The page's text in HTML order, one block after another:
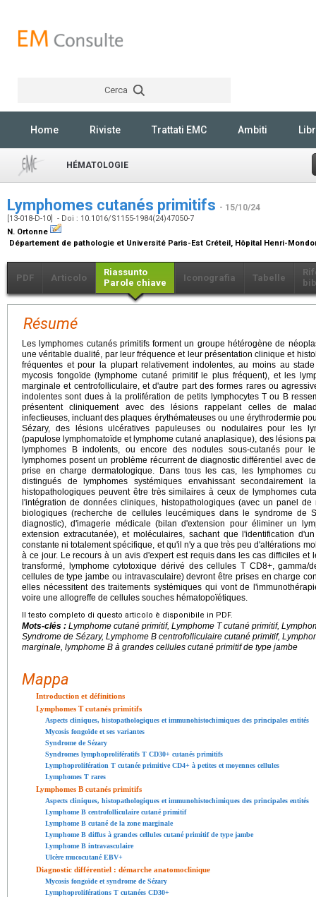
Cerca
Home Riviste Trattati EMC Ambiti
HÉMATOLOGIE
Lymphomes cutanés primitifs - 15/10/24
[13-018-D-10] - Doi : 10.1016/S1155-1984(24)47050-7
N. Ortonne
Département de pathologie et Université Paris-Est Créteil, Hôpital Henri-
PDF Articolo
Riassunto
Parole chiave
Iconografia Tabelle
Résumé
Les lymphomes cutanés primitifs forment un groupe hétérogène de
une véritable dualité, par leur fréquence et leur présentation clinique et
fréquentes et pour la plupart relativement indolentes, au moins au
mycosis fongoïde (lymphome cutané primitif le plus fréquent), et les
marginale et centrofolliculaire, et d'autre part des formes rares ou
indolentes sont dues à la prolifération de petits lymphocytes T ou B
présentent cliniquement avec des lésions rappelant celles de
infectieuses, incluant des plaques érythémateuses ou une érythrodermie
Sézary, des lésions ulcératives papuleuses ou nodulaires pour les
(papulose lymphomatoïde et lymphome cutané anaplasique), des lésions
lymphomes B indolents, ou encore des nodules sous-cutanés pour
lymphomes posent un problème récurrent de diagnostic différentiel avec
prise en charge dermatologique. Dans tous les cas, les lymphomes
distingués de lymphomes systémiques envahissant
histopathologiques peuvent être très similaires à ceux de lymphomes
l'intégration de données cliniques, histopathologiques (avec un panel
biologiques (recherche de cellules leucémiques dans le syndrome de
diagnostic), d'imagerie médicale (bilan d'extension pour éliminer un
extension extracutanée), et moléculaires, sachant que l'identification
constante ni totalement spécifique, et qu'il n'y a que très peu d'altérations
à ce jour. Le recours à un avis d'expert est requis dans les cas difficiles et
transformé, lymphome cytotoxique dérivé des cellules T CD8+,
cellules de type jambe ou intravasculaire) devront être prises en charge
elles nécessitent des traitements systémiques qui vont de
voire une allogreffe de cellules souches hématopoïétiques.
Il testo completo di questo articolo è disponibile in PDF.
Mots-clés : Lymphome cutané primitif, Lymphome T cutané primitif,
Syndrome de Sézary, Lymphome B centrofolliculaire cutané primitif,
marginale, lymphome B à grandes cellules cutané primitif de type jambe
Mappa
Introduction et définitions
Lymphomes T cutanés primitifs
Aspects cliniques, histopathologiques et immunohistochimiques des principales entités
Mycosis fongoïde et ses variantes
Syndrome de Sézary
Syndromes lymphoprolifératifs T CD30+ cutanés primitifs
Lymphoprolifération T cutanée primitive CD4+ à petites et moyennes cellules
Lymphomes T rares
Lymphomes B cutanés primitifs
Aspects cliniques, histopathologiques et immunohistochimiques des principales entités
Lymphome B centrofolliculaire cutané primitif
Lymphome B cutané de la zone marginale
Lymphome B diffus à grandes cellules cutané primitif de type jambe
Lymphome B intravasculaire
Ulcère mucocutané EBV+
Diagnostic différentiel : démarche anatomoclinique
Mycosis fongoïde et syndrome de Sézary
Lymphoproliférations T cutanées CD30+